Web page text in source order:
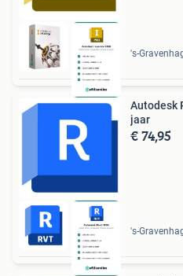
's-
Autodesk
jaar
€ 74,95
's-